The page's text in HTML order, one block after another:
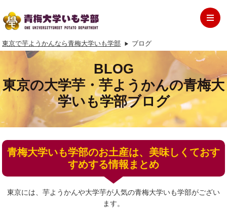
東京で芋ようかんなら青梅大学いも学部 ブログ
BLOG
東京の大学芋・芋ようかんの青梅大
学いも学部ブログ
青梅大学いも学部のお土産は、美味しくておす
すめする情報まとめ
東京には、芋ようかんや大学芋が人気の青梅大学いも学部がござい
ます。